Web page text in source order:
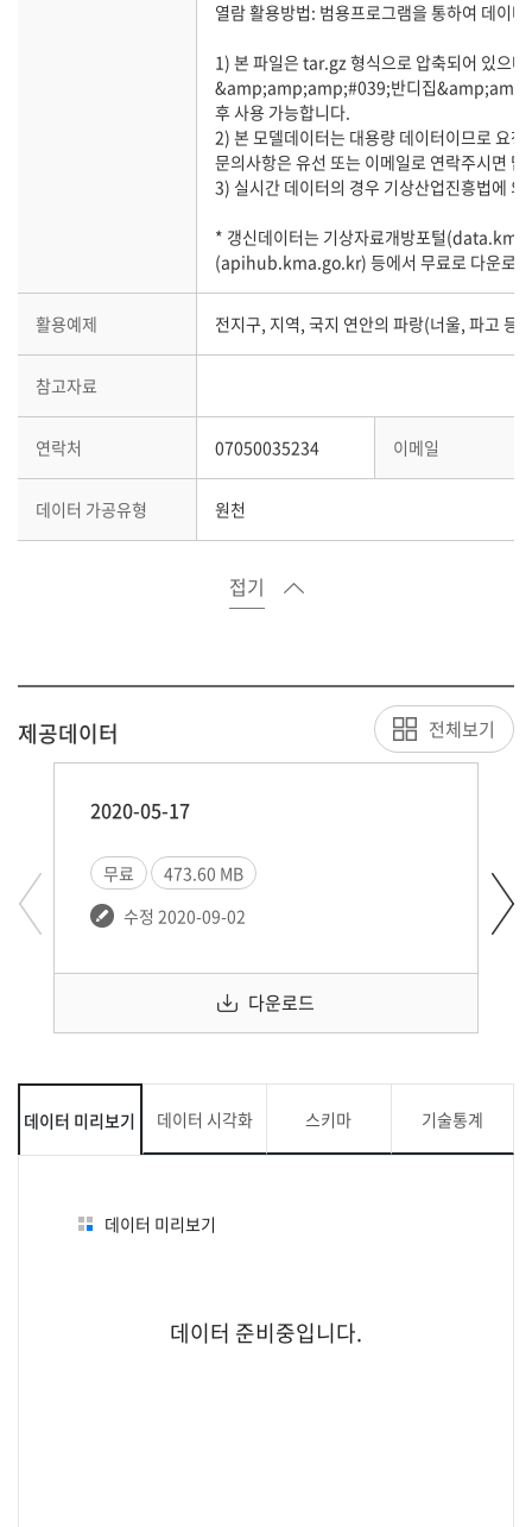
열람 활용방법: 범용프로그램을 통하여 데이터
1) 본 파일은 tar.gz 형식으로 압축되어 있으며
&amp;amp;amp;#039;반디집
후 사용 가능합니다.
2) 본 모델데이터는 대용량 데이터이므로 요
문의사항은 유선 또는 이메일로 연락주시면
3) 실시간 데이터의 경우 기상산업진흥법에
* 갱신데이터는 기상자료개방포털
(apihub.kma.go.kr) 등에서 무료로 다운로드
활용예제 전지구, 지역, 국지 연안의 파랑(너울, 파고 등)
참고자료
연락처 07050035234 이메일
데이터 가공유형 원천
접기
제공데이터
2020-05-17
무료
473.60 MB
수정 2020-09-02
다운로드
전체보기
데이터 미리보기 데이터 시각화 스키마 기술통계
데이터 미리보기
데이터 준비중입니다.